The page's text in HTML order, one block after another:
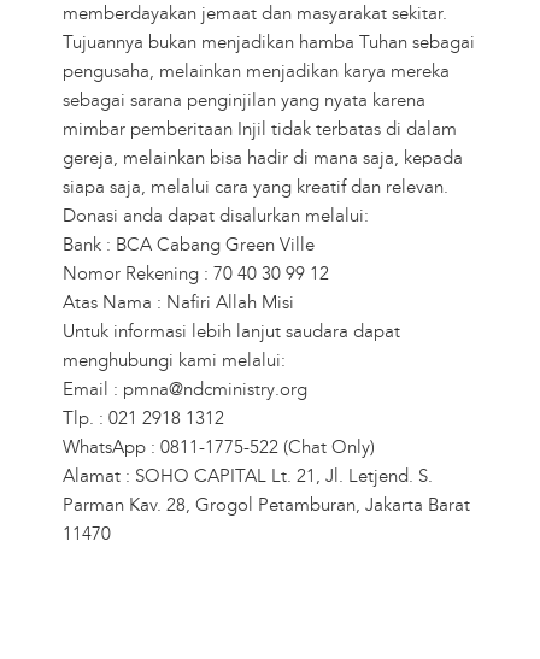
memberdayakan jemaat dan masyarakat sekitar.
Tujuannya bukan menjadikan hamba Tuhan sebagai
pengusaha, melainkan menjadikan karya mereka
sebagai sarana penginjilan yang nyata karena
mimbar pemberitaan Injil tidak terbatas di dalam
gereja, melainkan bisa hadir di mana saja, kepada
siapa saja, melalui cara yang kreatif dan relevan.
Donasi anda dapat disalurkan melalui:
Bank : BCA Cabang Green Ville
Nomor Rekening : 70 40 30 99 12
Atas Nama : Nafiri Allah Misi
Untuk informasi lebih lanjut saudara dapat
menghubungi kami melalui:
Email : pmna@ndcministry.org
Tlp. : 021 2918 1312
WhatsApp : 0811-1775-522 (Chat Only)
Alamat : SOHO CAPITAL Lt. 21, Jl. Letjend. S.
Parman Kav. 28, Grogol Petamburan, Jakarta Barat
11470